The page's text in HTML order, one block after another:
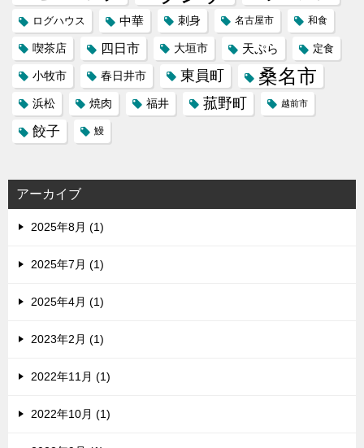
ログハウス 中華 刺身 名古屋市 和食
喫茶店 四日市 大垣市 天ぷら 定食
小牧市 春日井市 東員町 桑名市
浜松 焼肉 福井 菰野町 越前市
餃子 鰻
アーカイブ
2025年8月 (1)
2025年7月 (1)
2025年4月 (1)
2023年2月 (1)
2022年11月 (1)
2022年10月 (1)